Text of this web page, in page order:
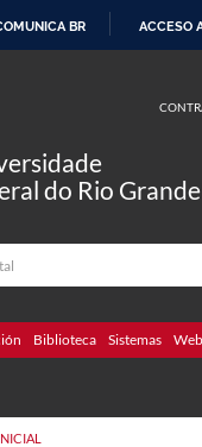
CONTENIDO
BR ACCESO
do Rio Grande
Biblioteca Sistemas